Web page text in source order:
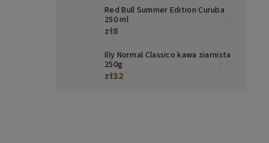
Red Bull Summer Edition Curuba
250 ml
zł8
Illy Normal Classico kawa ziarnista
250g
zł32